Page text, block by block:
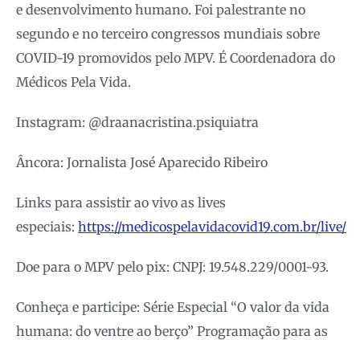
e desenvolvimento humano. Foi palestrante no
segundo e no terceiro congressos mundiais sobre
COVID-19 promovidos pelo MPV. É Coordenadora do
Médicos Pela Vida.
Instagram: @draanacristina.psiquiatra
Âncora: Jornalista José Aparecido Ribeiro
Links para assistir ao vivo as lives
especiais: https://medicospelavidacovid19.com.br/live/
Doe para o MPV pelo pix: CNPJ: 19.548.229/0001-93.
Conheça e participe: Série Especial “O valor da vida
humana: do ventre ao berço” Programação para as